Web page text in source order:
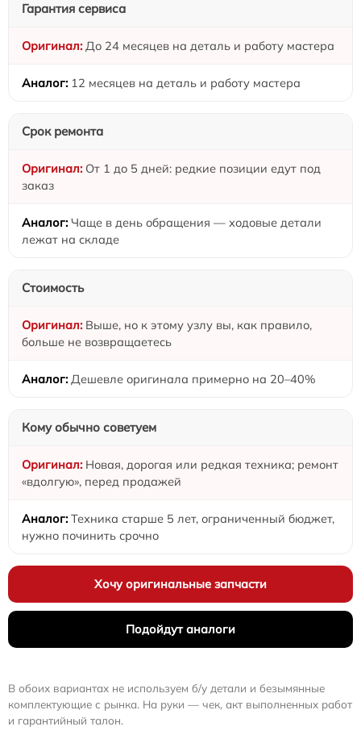
Гарантия сервиса
До 24 месяцев на деталь и работу мастера
12 месяцев на деталь и работу мастера
Срок ремонта
От 1 до 5 дней: редкие позиции едут под
заказ
Чаще в день обращения — ходовые детали
лежат на складе
Стоимость
Выше, но к этому узлу вы, как правило,
больше не возвращаетесь
Дешевле оригинала примерно на 20–40%
Кому обычно советуем
Новая, дорогая или редкая техника; ремонт
«вдолгую», перед продажей
Техника старше 5 лет, ограниченный бюджет,
нужно починить срочно
Хочу оригинальные запчасти
Подойдут аналоги
В обоих вариантах не используем б/у детали и безымянные
комплектующие с рынка. На руки — чек, акт выполненных работ
и гарантийный талон.